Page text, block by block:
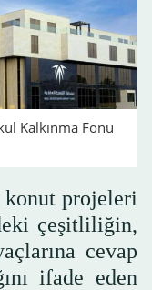
Kalkınma Fonu
projeleri
çeşitliliğin,
cevap
ifade eden